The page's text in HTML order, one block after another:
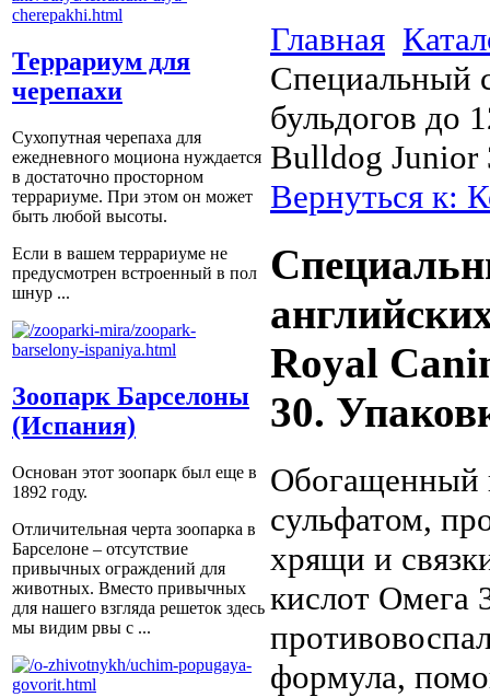
Террариум для
черепахи
Сухопутная черепаха для
ежедневного моциона нуждается
в достаточно просторном
террариуме. При этом он может
быть любой высоты.
Если в вашем террариуме не
предусмотрен встроенный в пол
шнур ...
Зоопарк Барселоны
(Испания)
Основан этот зоопарк был еще в
1892 году.
Отличительная черта зоопарка в
Барселоне – отсутствие
привычных ограждений для
животных. Вместо привычных
для нашего взгляда решеток здесь
мы видим рвы с ...
Главная
Специальный
бульдогов до
Bulldog Junior
Вернуться к:
Royal
30.
Обогащенный
сульфатом,
хрящи и
кислот Омега
формула,